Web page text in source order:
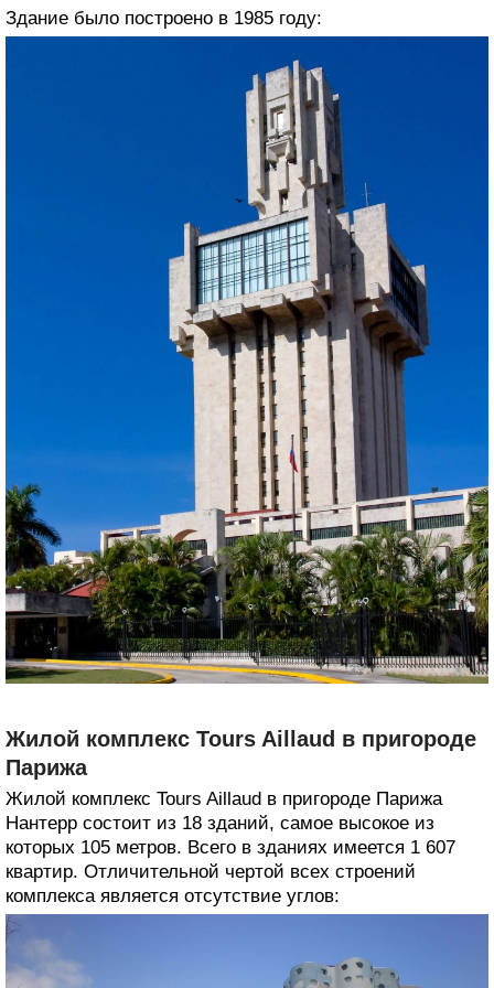
Здание было построено в 1985 году:
Жилой комплекс Tours Aillaud в пригороде
Парижа
Жилой комплекс Tours Aillaud в пригороде Парижа
Нантерр состоит из 18 зданий, самое высокое из
которых 105 метров. Всего в зданиях имеется 1 607
квартир. Отличительной чертой всех строений
комплекса является отсутствие углов: